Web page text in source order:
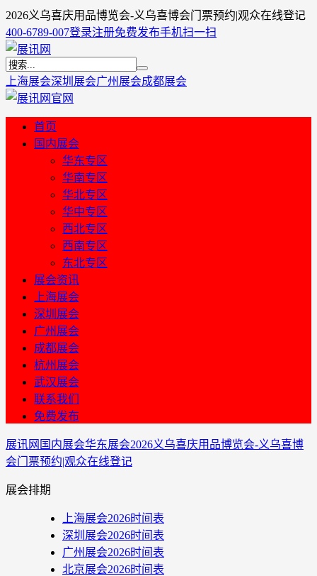
2026义乌喜庆用品博览会-义乌喜博会门票预约|观众在线登记
400-6789-007登录注册免费发布手机扫一扫
上海展会深圳展会广州展会成都展会
首页
国内展会
华东专区
华南专区
华北专区
华中专区
西北专区
西南专区
东北专区
展会资讯
上海展会
深圳展会
广州展会
成都展会
杭州展会
武汉展会
联系我们
免费发布
展讯网 国内展会华东展会2026义乌喜庆用品博览会-义乌喜博
会门票预约|观众在线登记
展会排期
上海展会2026时间表
深圳展会2026时间表
广州展会2026时间表
北京展会2026时间表